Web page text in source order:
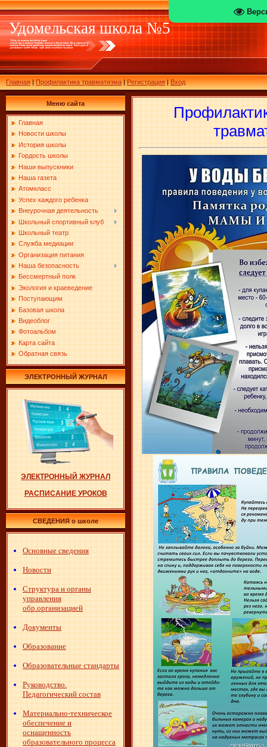
Удомельская школа №5
Главная|Профилактика травматизма|Регистрация|Вход
Меню сайта
Главная
Новости школы
История школы
Гордость школы
Наши выпускники
Наша газета
Атомкласс
Успех каждого ребенка
Внеурочная деятельность
Школьный спортивный клуб
Школьный театр
Служба медиации
Организация питания
Наша безопасность
Бессмертный полк
Экология и краеведение
Поступающим
Базовая школа
Видеоблог
Фотоальбом
Карта сайта
Обратная связь
ЭЛЕКТРОННЫЙ ЖУРНАЛ
ЭЛЕКТРОННЫЙ ЖУРНАЛ
РАСПИСАНИЕ УРОКОВ
СВЕДЕНИЯ о школе
Основные сведения
Новости
Структура и органы
управления
обр.организацией
Документы
Образование
Образовательные стандарты
Руководство.
Педагогический состав
Материально-техническое
обеспечение и
оснащенность
образовательного процесса